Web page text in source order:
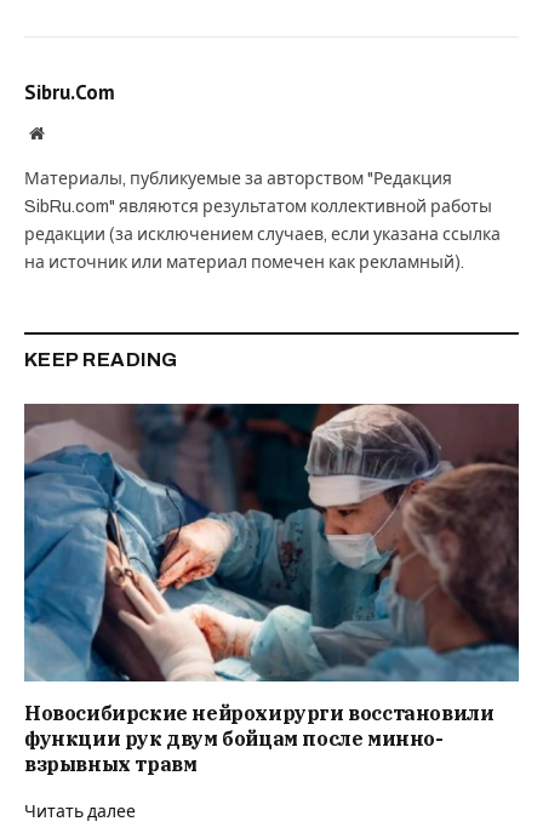
Sibru.Com
Website
Материалы, публикуемые за авторством "Редакция
SibRu.com" являются результатом коллективной работы
редакции (за исключением случаев, если указана ссылка
на источник или материал помечен как рекламный).
KEEP READING
Новосибирские нейрохирурги восстановили
функции рук двум бойцам после минно-
взрывных травм
Читать далее